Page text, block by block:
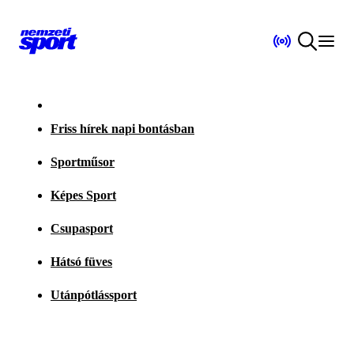
Friss hírek napi bontásban
Sportműsor
Képes Sport
Csupasport
Hátsó füves
Utánpótlássport